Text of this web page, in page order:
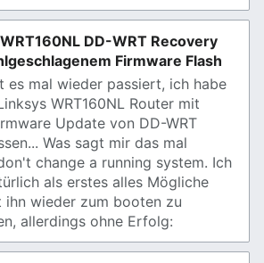
DD-WRT Recovery
Firmware Flash
es mal wieder passiert, ich habe
WRT160NL Router mit
Update von DD-WRT
Was sagt mir das mal
change a running system. Ich
als erstes alles Mögliche
ihn wieder zum booten zu
allerdings ohne Erfolg: